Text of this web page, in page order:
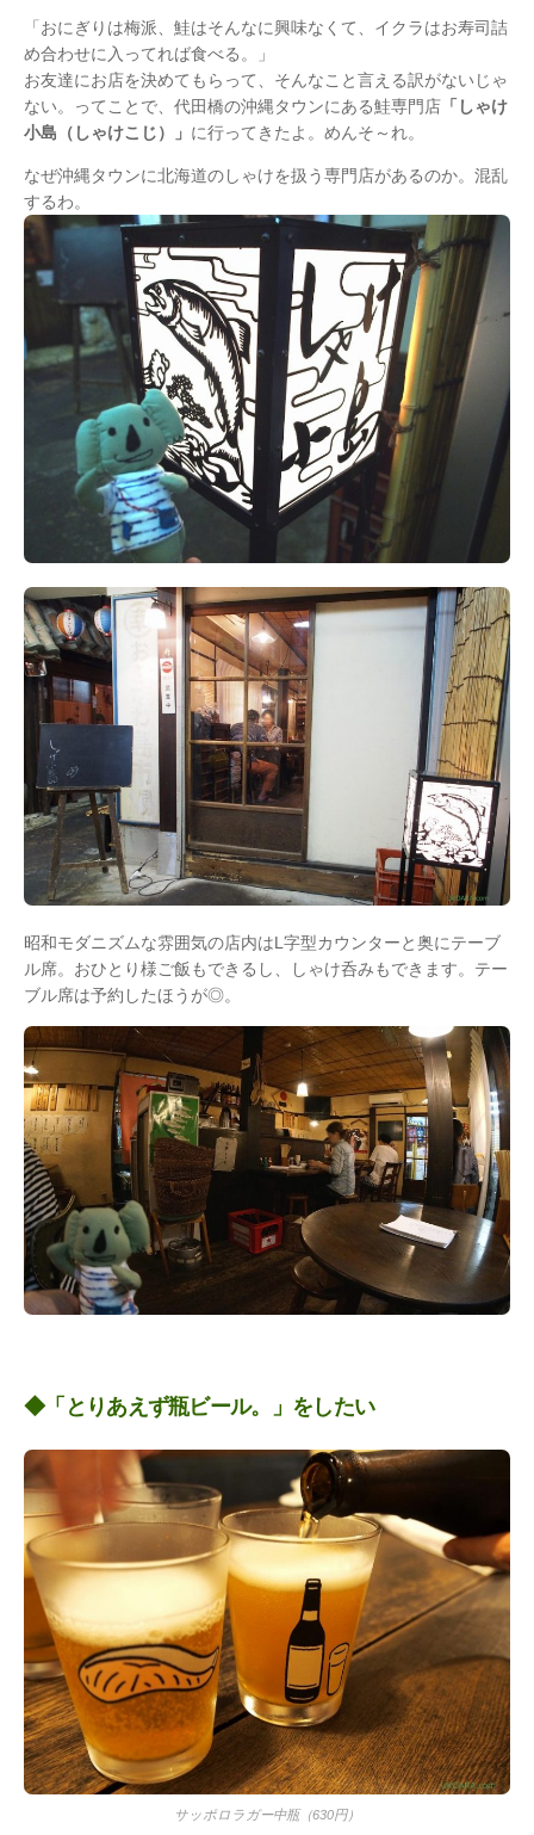
「おにぎりは梅派、鮭はそんなに興味なくて、イクラはお寿司詰
め合わせに入ってれば食べる。」
お友達にお店を決めてもらって、そんなこと言える訳がないじゃ
ない。ってことで、代田橋の沖縄タウンにある鮭専門店 「しゃけ
小島（しゃけこじ）」 に行ってきたよ。めんそ～れ。
なぜ沖縄タウンに北海道のしゃけを扱う専門店があるのか。混乱
するわ。
昭和モダニズムな雰囲気の店内はL字型カウンターと奥にテーブ
ル席。おひとり様ご飯もできるし、しゃけ呑みもできます。テー
ブル席は予約したほうが◎。
◆「とりあえず瓶ビール。」をしたい
サッポロラガー中瓶（630円）